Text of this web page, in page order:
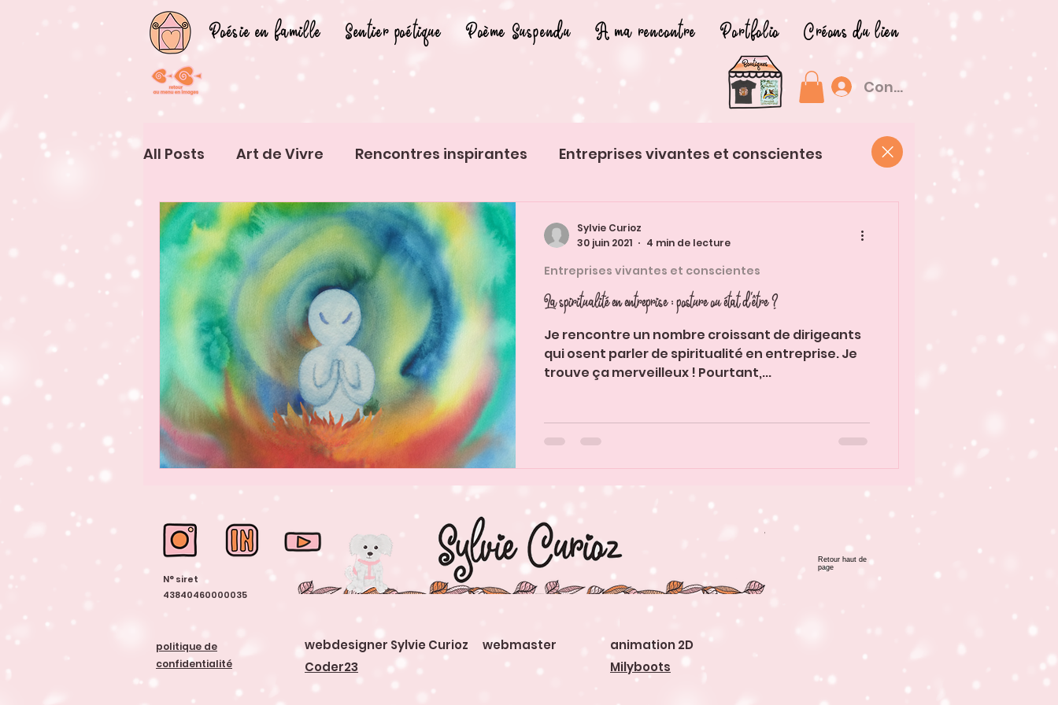
Poésie en famille Sentier poétique Poème Suspendu A ma rencontre Portfolio Créons du lien
Connexion
All Posts Art de Vivre Rencontres inspirantes Entreprises vivantes et conscientes
Vivre d'Art Exériences insolites Histoires d'animaux
La spiritualité en entreprise : posture ou état d'être ?
Je rencontre un nombre croissant de dirigeants
qui osent parler de spiritualité en entreprise. Je
trouve ça merveilleux ! Pourtant,...
Entreprises vivantes et conscientes
Sylvie Curioz
30 juin 2021
4 min de lecture
N° siret
43840460000035
Retour haut de
page
politique de
confidentialité
webdesigner Sylvie Curioz webmaster
Coder23
animation 2D
Milyboots